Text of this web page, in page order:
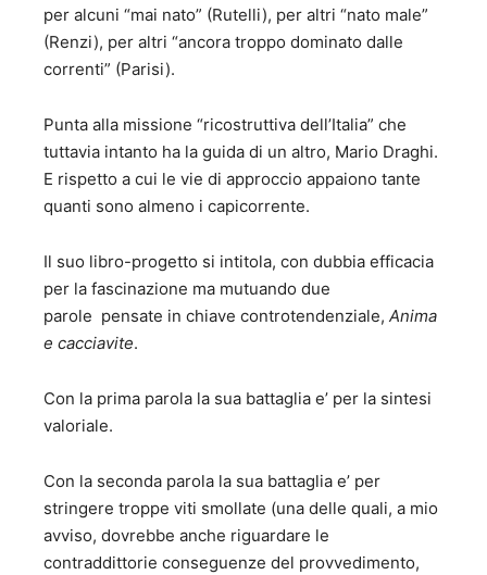
per alcuni “mai nato” (Rutelli), per altri “nato male”
(Renzi), per altri “ancora troppo dominato dalle
correnti” (Parisi).
Punta alla missione “ricostruttiva dell’Italia” che
tuttavia intanto ha la guida di un altro, Mario Draghi.
E rispetto a cui le vie di approccio appaiono tante
quanti sono almeno i capicorrente.
Il suo libro-progetto si intitola, con dubbia efficacia
per la fascinazione ma mutuando due
parole pensate in chiave controtendenziale, Anima
e cacciavite.
Con la prima parola la sua battaglia e’ per la sintesi
valoriale.
Con la seconda parola la sua battaglia e’ per
stringere troppe viti smollate (una delle quali, a mio
avviso, dovrebbe anche riguardare le
contraddittorie conseguenze del provvedimento,